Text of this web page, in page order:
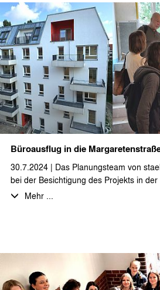
Begrünung verbessert. Auch die
Zugangssituation und der
neue Beschriftungskonzept, Sitzstufen
aufgewertet und wird von Mitarbeitern
angenommen.
Wir halten das Ergebnis für sehr
bei den Auftraggebern und allen
Zusammenarbeit.
Büroausflug in die
30.7.2024 | Das Planungsteam von
bei der Besichtigung des Projekts in
Fortschritt der Bauarbeiten überzeugen.
Vielen Dank auch an die Bauleitung
durchs Projekt und den
zu Planung und Ausführung!
Mehr ...